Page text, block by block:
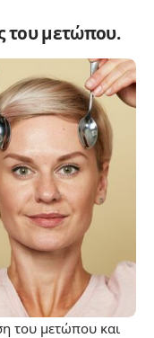
του μετώπου.
του μετώπου και